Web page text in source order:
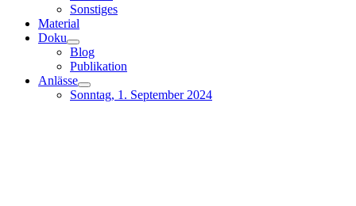
Sonstiges
Material
Doku
Blog
Publikation
Anlässe
Sonntag, 1. September 2024